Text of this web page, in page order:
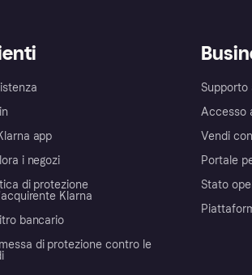
app
i negozi
di protezione
Klarna
bancario
di protezione contro le
Supporto
Accesso
Vendi
Portale
Stato